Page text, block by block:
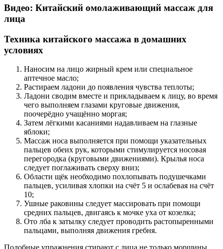
Видео: Китайский омолаживающий массаж для
лица
Техника китайского массажа в домашних
условиях
Наносим на лицо жирный крем или специальное
аптечное масло;
Растираем ладони до появления чувства теплоты;
Ладони сводим вместе и прикладываем к лицу, во время
чего выполняем глазами круговые движения,
поочерёдно учащённо моргая;
Затем лёгкими касаниями надавливаем на глазные
яблоки;
Массаж носа выполняется при помощи указательных
пальцев обеих рук, которыми стимулируется носовая
перегородка (круговыми движениями). Крылья носа
следует поглаживать сверху вниз;
Области щёк необходимо похлопывать подушечками
пальцев, усиливая хлопки на счёт 5 и ослабевая на счёт
10;
Ушные раковины следует массировать при помощи
средних пальцев, двигаясь к мочке уха от козелка;
Ото лба к затылку следует проводить растопыренными
пальцами, выполняя движения гребня.